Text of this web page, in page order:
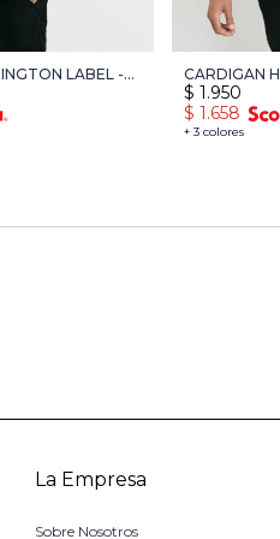
LABEL -
CARDIGAN
KAKI
+ 3 colores
$ 1.950
$ 1.658
La Empresa
Sobre Nosotros